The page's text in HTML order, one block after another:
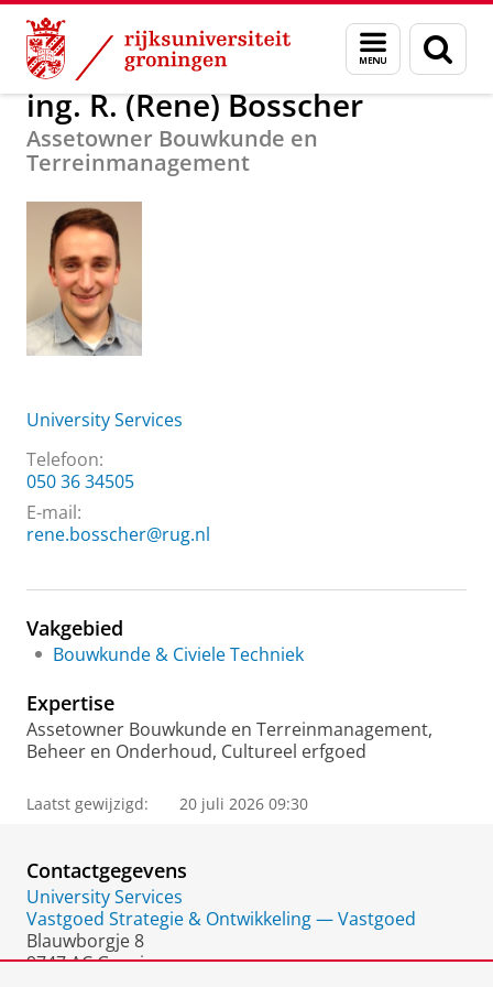
Skip
Content
Skip
Navigation
Menu
en
zoeken
Over ons ing. R. (Rene) Bosscher
ing. R. (Rene) Bosscher
Assetowner Bouwkunde en
Terreinmanagement
University Services
Telefoon:
050 36 34505
E-mail:
rene.bosscher@rug.nl
Vakgebied
Bouwkunde & Civiele Techniek
Expertise
Assetowner Bouwkunde en Terreinmanagement,
Beheer en Onderhoud, Cultureel erfgoed
Laatst gewijzigd: 20 juli 2026 09:30
Contactgegevens
University Services
Vastgoed Strategie & Ontwikkeling — Vastgoed
Blauwborgje 8
9747 AC Groningen